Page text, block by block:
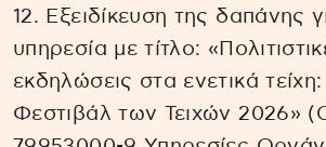
12. Εξειδίκευση της δαπάνης
υπηρεσία με τίτλο:
εκδηλώσεις στα ενετικά
Φεστιβάλ των Τειχών 2026»